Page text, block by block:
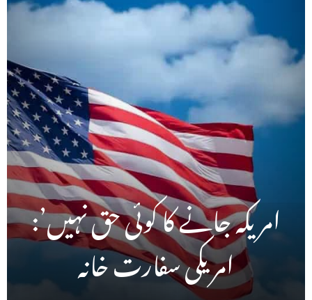
امریکہ جانے کا کوئی حق نہیں’:
امریکی سفارت خانہ